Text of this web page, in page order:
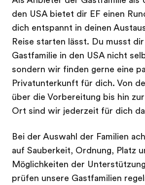
den USA bietet dir EF einen
dich entspannt in deinen
Reise starten lässt. Du musst
Gastfamilie in den USA nicht
sondern wir finden gerne eine
Privatunterkunft für dich. Von
über die Vorbereitung bis hin
Ort sind wir jederzeit für dich
Bei der Auswahl der Familien
auf Sauberkeit, Ordnung, Platz
Möglichkeiten der
prüfen unsere Gastfamilien